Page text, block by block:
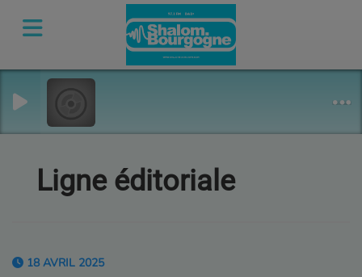
Ligne éditoriale
18 AVRIL 2025